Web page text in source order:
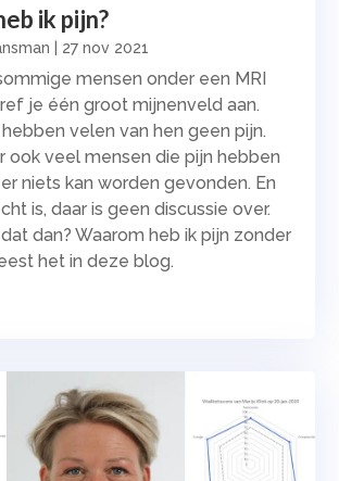
ik pijn?
27 nov 2021
mensen onder een MRI
je één groot mijnenveld aan.
velen van hen geen pijn.
ook veel mensen die pijn hebben
niets kan worden gevonden. En
is, daar is geen discussie over.
dan? Waarom heb ik pijn zonder
het in deze blog.